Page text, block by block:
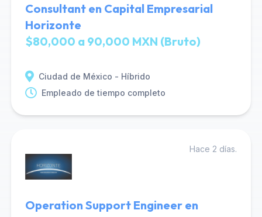
Consultant en Capital Empresarial
Horizonte
$80,000 a 90,000 MXN (Bruto)
Ciudad de México - Híbrido
Empleado de tiempo completo
Hace 2 días.
Operation Support Engineer en